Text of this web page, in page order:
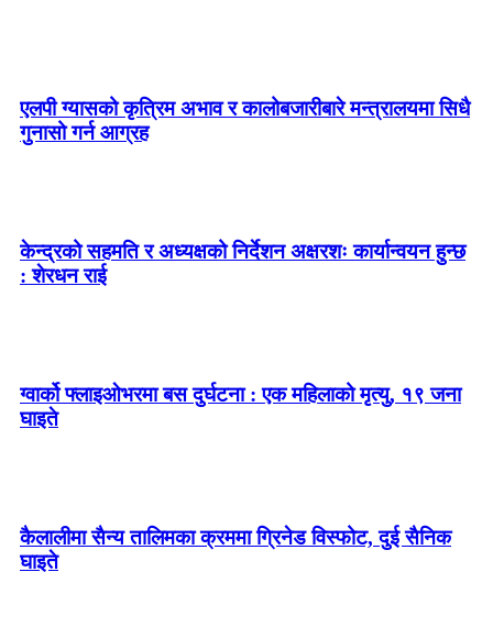
एलपी ग्यासको कृत्रिम अभाव र कालोबजारीबारे मन्त्रालयमा सिधै
गुनासो गर्न आग्रह
केन्द्रको सहमति र अध्यक्षको निर्देशन अक्षरशः कार्यान्वयन हुन्छ
: शेरधन राई
ग्वार्को फ्लाइओभरमा बस दुर्घटना : एक महिलाको मृत्यु, १९ जना
घाइते
कैलालीमा सैन्य तालिमका क्रममा ग्रिनेड विस्फोट, दुई सैनिक
घाइते